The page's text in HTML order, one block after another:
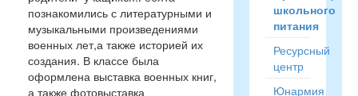
познакомились с литературными и
музыкальными произведениями
военных лет,а также историей их
создания. В классе была
оформлена выставка военных книг,
а также фотовыставка
школьного
питания
Ресурсный
центр
Юнармия